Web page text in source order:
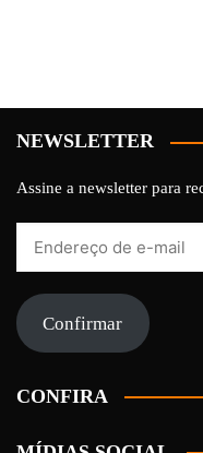
NEWSLETTER
Assine a newsletter para
mail Confirmar
CONFIRA